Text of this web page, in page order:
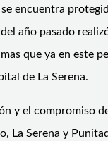
encuentra
año pasado
que ya en este
de La Serena.
y el compromiso
La Serena y